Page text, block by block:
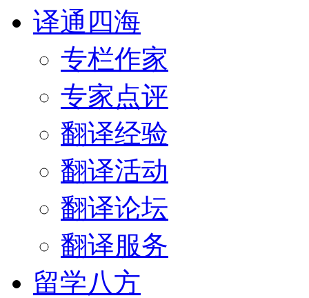
译通四海
专栏作家
专家点评
翻译经验
翻译活动
翻译论坛
翻译服务
留学八方